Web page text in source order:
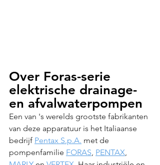
Over Foras-serie
elektrische drainage-
en afvalwaterpompen
Een van 's werelds grootste fabrikanten
van deze apparatuur is het Italiaanse
bedrijf Pentax S.p.A. met de
pompenfamilie FORAS, PENTAX,